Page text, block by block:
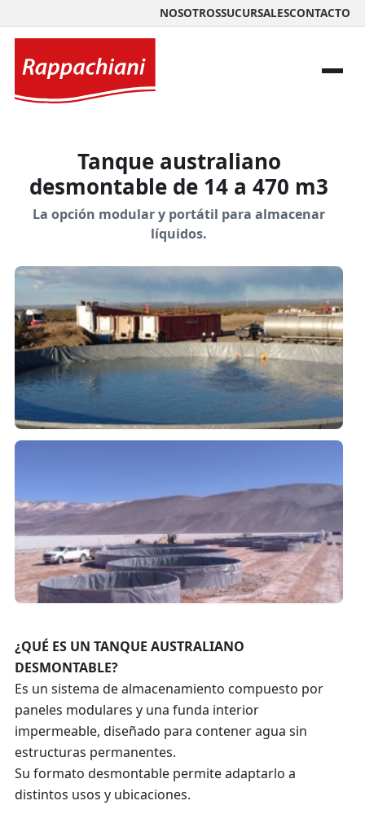
NOSOTROSSUCURSALESCONTACTO
Tanque australiano
desmontable de 14 a 470 m3
La opción modular y portátil para almacenar
líquidos.
¿QUÉ ES UN TANQUE AUSTRALIANO
DESMONTABLE?
Es un sistema de almacenamiento compuesto por
paneles modulares y una funda interior
impermeable, diseñado para contener agua sin
estructuras permanentes.
Su formato desmontable permite adaptarlo a
distintos usos y ubicaciones.